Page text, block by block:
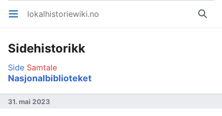
Åpne hovedmenyen lokalhistoriewiki.no Søk
Sidehistorikk
Side Samtale
Nasjonalbiblioteket
31. mai 2023